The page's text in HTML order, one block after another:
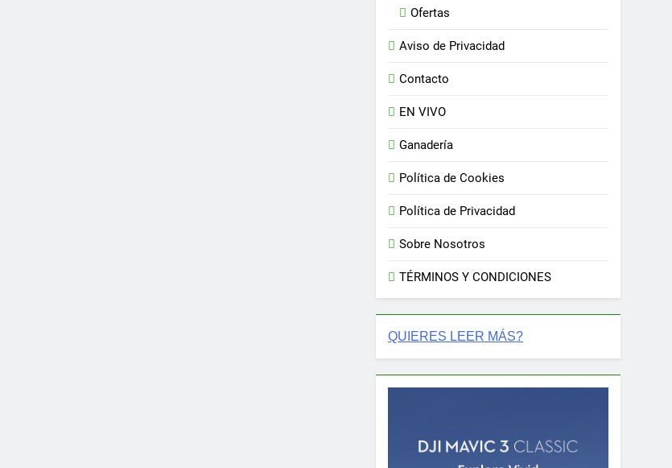
Ofertas
Aviso de Privacidad
Contacto
EN VIVO
Ganadería
Política de Cookies
Política de Privacidad
Sobre Nosotros
TÉRMINOS Y CONDICIONES
QUIERES LEER MÁS?